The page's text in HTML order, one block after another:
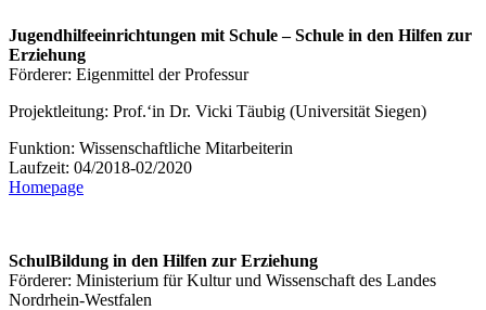
Jugendhilfeeinrichtungen mit Schule – Schule in den Hilfen zur
Erziehung
Förderer: Eigenmittel der Professur
Projektleitung: Prof.‘in Dr. Vicki Täubig (Universität Siegen)
Funktion: Wissenschaftliche Mitarbeiterin
Laufzeit: 04/2018-02/2020
Homepage
SchulBildung in den Hilfen zur Erziehung
Förderer: Ministerium für Kultur und Wissenschaft des Landes
Nordrhein-Westfalen